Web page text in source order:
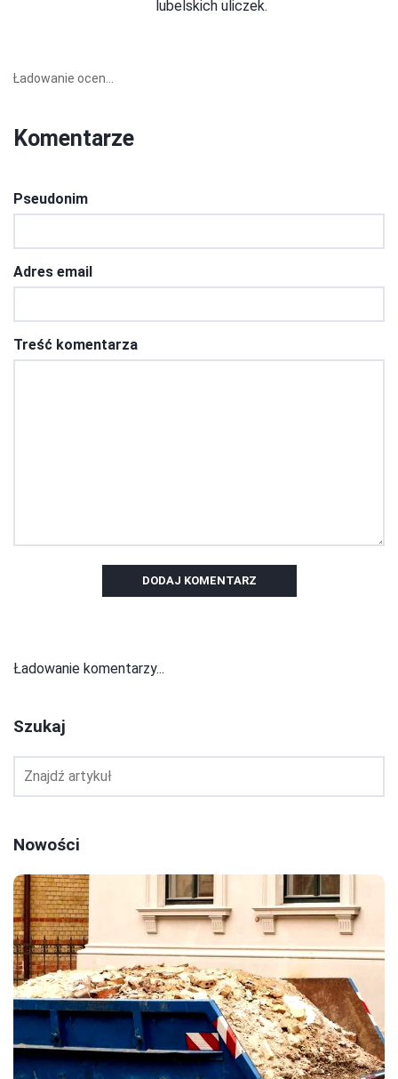
lubelskich uliczek.
Ładowanie ocen...
Komentarze
Pseudonim
Adres email
Treść komentarza
DODAJ KOMENTARZ
Ładowanie komentarzy...
Szukaj
Nowości